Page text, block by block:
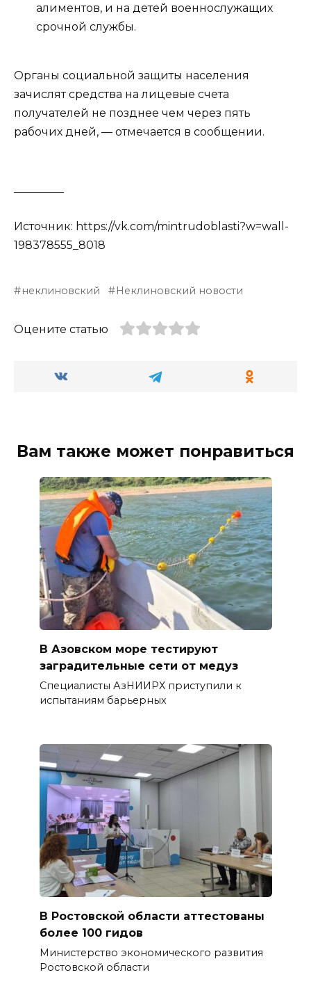
алиментов, и на детей военнослужащих
срочной службы.
Органы социальной защиты населения
зачислят средства на лицевые счета
получателей не позднее чем через пять
рабочих дней, — отмечается в сообщении.
Источник: https://vk.com/mintrudoblasti?w=wall-
198378555_8018
неклиновский Неклиновский новости
Оцените статью
Вам также может понравиться
В Азовском море тестируют
заградительные сети от медуз
Специалисты АзНИИРХ приступили к
испытаниям барьерных
В Ростовской области аттестованы
более 100 гидов
Министерство экономического развития
Ростовской области